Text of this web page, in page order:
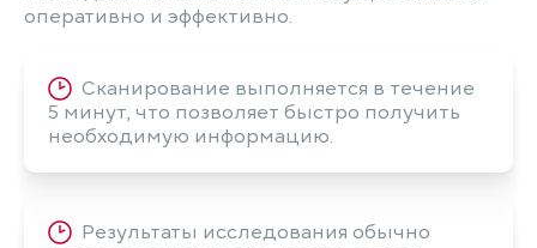
оперативно и эффективно.
Сканирование выполняется в течение
5 минут, что позволяет быстро получить
необходимую информацию.
Результаты исследования обычно